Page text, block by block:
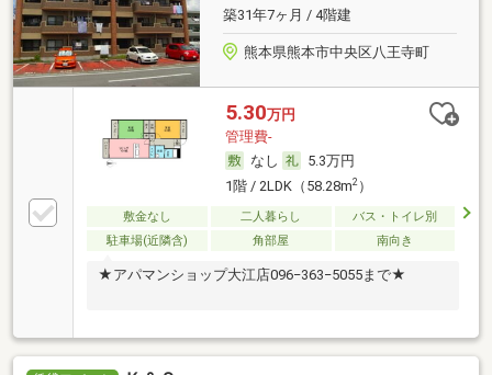
築31年7ヶ月 / 4階建
熊本県熊本市中央区八王寺町
5.30万円
管理費-
なし
5.3万円
1階 / 2LDK（58.28m2）
敷金なし 二人暮らし
バス・トイレ別
駐車場(近隣含)
角部屋 南向き
★アパマンショップ大江店096−363−5055まで★